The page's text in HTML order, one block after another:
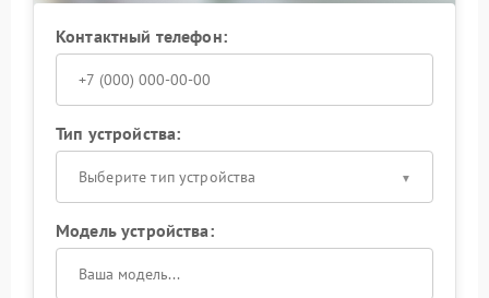
— так вы продлите жизнь своему ИБП и обеспечите
Контактный телефон:
Тип устройства:
Выберите тип устройства
Модель устройства: